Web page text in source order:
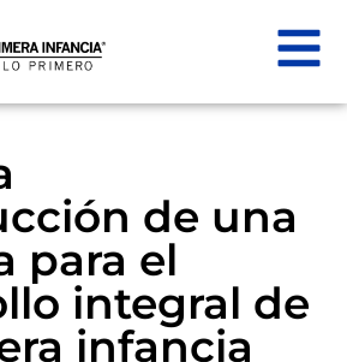
de una
para el
integral de
infancia